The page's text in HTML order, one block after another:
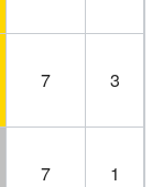
7 3
7 1